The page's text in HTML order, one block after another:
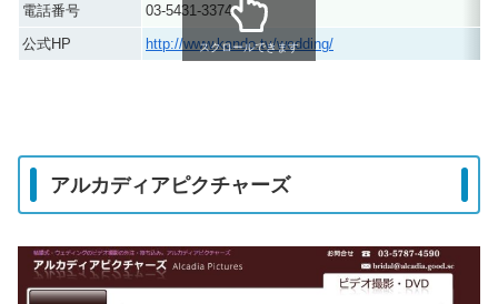
電話番号
03-5431-3374
公式HP
http://www.kando.tv/wedding/
スクロールできます
アルカディアピクチャーズ